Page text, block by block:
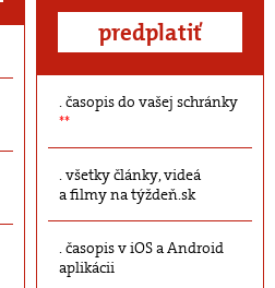
predplatiť
časopis do vašej schránky
**
všetky články, videá
a filmy na týždeň.sk
časopis v iOS a Android
aplikácii